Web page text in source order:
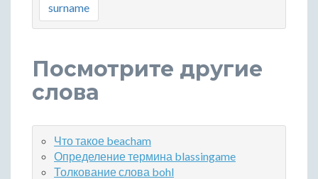
surname
Посмотрите другие
слова
Что такое beacham
Определение термина blassingame
Толкование слова bohl